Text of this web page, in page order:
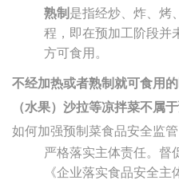
熟制 是指经炒、炸、烤
程，即在预加工阶段并
方可食用。
不经加热或者熟制就可食用
（水果）沙拉等凉拌菜不属于
如何加强预制菜食品安全监管
严格落实主体责任。督
《企业落实食品安全主